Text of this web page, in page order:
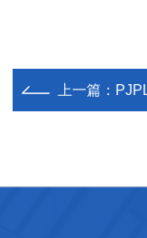
上一篇：